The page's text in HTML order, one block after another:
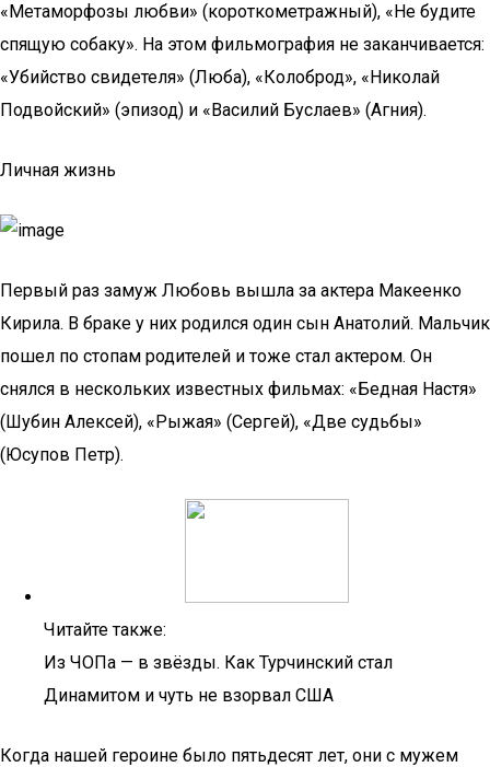
«Метаморфозы любви» (короткометражный), «Не будите
спящую собаку». На этом фильмография не заканчивается:
«Убийство свидетеля» (Люба), «Колоброд», «Николай
Подвойский» (эпизод) и «Василий Буслаев» (Агния).
Личная жизнь
Первый раз замуж Любовь вышла за актера Макеенко
Кирила. В браке у них родился один сын Анатолий. Мальчик
пошел по стопам родителей и тоже стал актером. Он
снялся в нескольких известных фильмах: «Бедная Настя»
(Шубин Алексей), «Рыжая» (Сергей), «Две судьбы»
(Юсупов Петр).
Читайте также:
Из ЧОПа — в звёзды. Как Турчинский стал
Динамитом и чуть не взорвал США
Когда нашей героине было пятьдесят лет, они с мужем